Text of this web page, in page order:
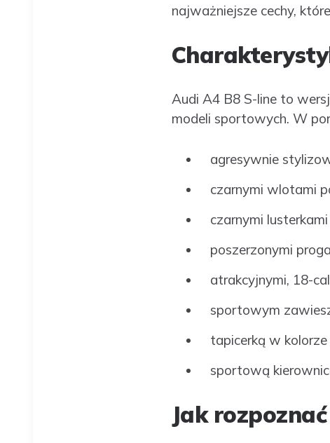
najważniejsze cechy,
Audi A4 B8 S-line to
modeli sportowych. W
agresywnie
czarnymi wlotami
czarnymi
poszerzonymi
atrakcyjnymi, 18-
sportowym
tapicerką w
sportową
Jak